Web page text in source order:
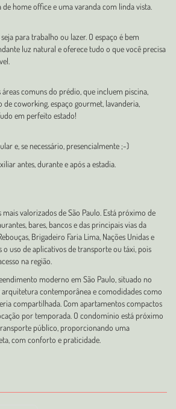
de home office e uma varanda com linda vista.
para trabalho ou lazer. O espaço é bem
luz natural e oferece tudo o que você precisa
áreas comuns do prédio, que incluem piscina,
de coworking, espaço gourmet, lavanderia,
em perfeito estado!
e, se necessário, presencialmente ;-)
antes, durante e após a estadia.
valorizados de São Paulo. Está próximo de
bares, bancos e das principais vias da
Brigadeiro Faria Lima, Nações Unidas e
o uso de aplicativos de transporte ou táxi, pois
na região.
moderno em São Paulo, situado no
contemporânea e comodidades como
compartilhada. Com apartamentos compactos
por temporada. O condomínio está próximo
público, proporcionando uma
com conforto e praticidade.